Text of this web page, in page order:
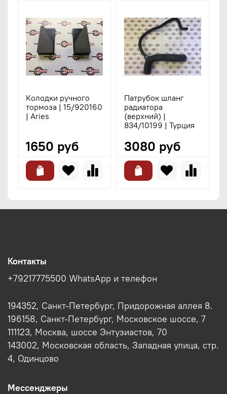
Колодки ручного
тормоза | 15/920160
| Aries
1650 руб
Патрубок шланг
радиатора
(верхний) |
834/10199 | Турция
3080 руб
Контакты
+79217775500 WhatsApp и телефон
194352, Санкт-Петербург, Придорожная аллея 8.
196158, Санкт-Петербург, Московское шоссе, 7
111123, Москва, шоссе Энтузиастов, 70
143002, Московская область, Западная улица, стр.
4, Одинцово
Мессенджеры